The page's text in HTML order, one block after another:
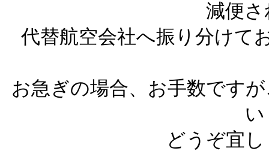
減便
代替航空会社へ振り分けて
お急ぎの場合、お手数です
どうぞ宜